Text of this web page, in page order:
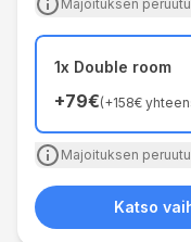
Majoituksen
1x Double room
+79€(+158€
Majoituksen
Katso